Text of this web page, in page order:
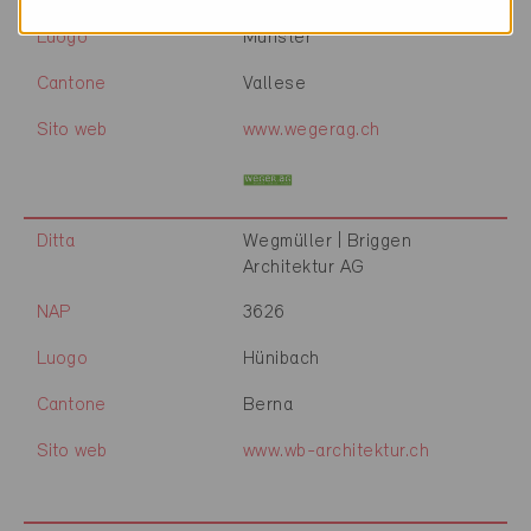
Luogo Münster
Cantone Vallese
Sito web www.wegerag.ch
Ditta
Wegmüller | Briggen
Architektur AG
NAP 3626
Luogo Hünibach
Cantone Berna
Sito web www.wb-architektur.ch